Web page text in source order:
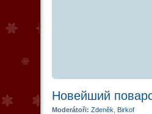
Новейший
Moderátoři: Zdeněk Birkof